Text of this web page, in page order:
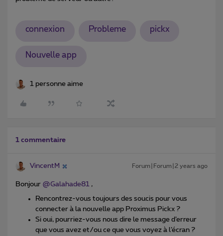
connexion Probleme pickx
Nouvelle app
1 personne aime
1 commentaire
VincentM Forum|Forum|2 years ago
Bonjour @Galahade81 ,
Rencontrez-vous toujours des soucis pour vous
connecter à la nouvelle app Proximus Pickx ?
Si oui, pourriez-vous nous dire le message d’erreur
que vous avez et/ou ce que vous voyez à l’écran ?